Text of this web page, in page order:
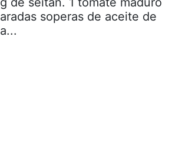
soperas de aceite de